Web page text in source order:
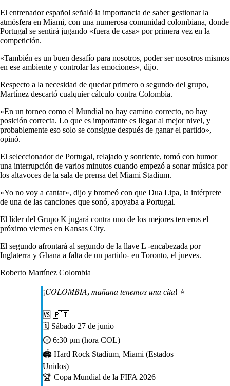
El entrenador español señaló la importancia de saber gestionar la
atmósfera en Miami, con una numerosa comunidad colombiana, donde
Portugal se sentirá jugando «fuera de casa» por primera vez en la
competición.
«También es un buen desafío para nosotros, poder ser nosotros mismos
en ese ambiente y controlar las emociones», dijo.
Respecto a la necesidad de quedar primero o segundo del grupo,
Martínez descartó cualquier cálculo contra Colombia.
«En un torneo como el Mundial no hay camino correcto, no hay
posición correcta. Lo que es importante es llegar al mejor nivel, y
probablemente eso solo se consigue después de ganar el partido»,
opinó.
El seleccionador de Portugal, relajado y sonriente, tomó con humor
una interrupción de varios minutos cuando empezó a sonar música por
los altavoces de la sala de prensa del Miami Stadium.
«Yo no voy a cantar», dijo y bromeó con que Dua Lipa, la intérprete
de una de las canciones que sonó, apoyaba a Portugal.
El líder del Grupo K jugará contra uno de los mejores terceros el
próximo viernes en Kansas City.
El segundo afrontará al segundo de la llave L -encabezada por
Inglaterra y Ghana a falta de un partido- en Toronto, el jueves.
Roberto Martínez Colombia
¡𝐶𝑂𝐿𝑂𝑀𝐵𝐼𝐴, 𝑚𝑎𝑛̃𝑎𝑛𝑎 𝑡𝑒𝑛𝑒𝑚𝑜𝑠 𝑢𝑛𝑎 𝑐𝑖𝑡𝑎! ⭐️
🆚 🇵🇹
🗓 Sábado 27 de junio
🕞 6:30 pm (hora COL)
🏟 Hard Rock Stadium, Miami (Estados
Unidos)
🏆 Copa Mundial de la FIFA 2026